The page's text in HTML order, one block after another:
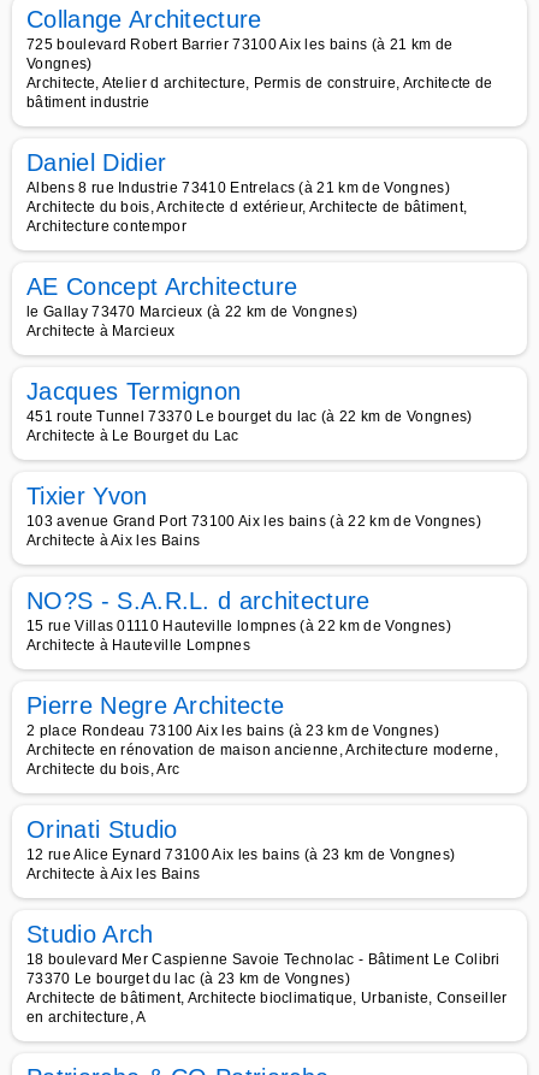
Collange Architecture
725 boulevard Robert Barrier 73100 Aix les bains (à 21 km de
Vongnes)
Architecte, Atelier d architecture, Permis de construire, Architecte de
bâtiment industrie
Daniel Didier
Albens 8 rue Industrie 73410 Entrelacs (à 21 km de Vongnes)
Architecte du bois, Architecte d extérieur, Architecte de bâtiment,
Architecture contempor
AE Concept Architecture
le Gallay 73470 Marcieux (à 22 km de Vongnes)
Architecte à Marcieux
Jacques Termignon
451 route Tunnel 73370 Le bourget du lac (à 22 km de Vongnes)
Architecte à Le Bourget du Lac
Tixier Yvon
103 avenue Grand Port 73100 Aix les bains (à 22 km de Vongnes)
Architecte à Aix les Bains
NO?S - S.A.R.L. d architecture
15 rue Villas 01110 Hauteville lompnes (à 22 km de Vongnes)
Architecte à Hauteville Lompnes
Pierre Negre Architecte
2 place Rondeau 73100 Aix les bains (à 23 km de Vongnes)
Architecte en rénovation de maison ancienne, Architecture moderne,
Architecte du bois, Arc
Orinati Studio
12 rue Alice Eynard 73100 Aix les bains (à 23 km de Vongnes)
Architecte à Aix les Bains
Studio Arch
18 boulevard Mer Caspienne Savoie Technolac - Bâtiment Le Colibri
73370 Le bourget du lac (à 23 km de Vongnes)
Architecte de bâtiment, Architecte bioclimatique, Urbaniste, Conseiller
en architecture, A